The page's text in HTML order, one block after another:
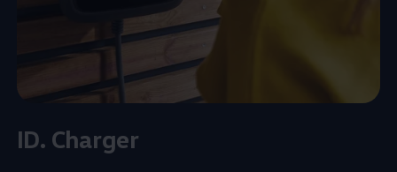
ID. Charger